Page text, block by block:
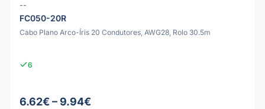
--
FC050-20R
Cabo Plano Arco-Íris 20 Condutores, AWG28, Rolo 30.5m
6
6.62€ – 9.94€